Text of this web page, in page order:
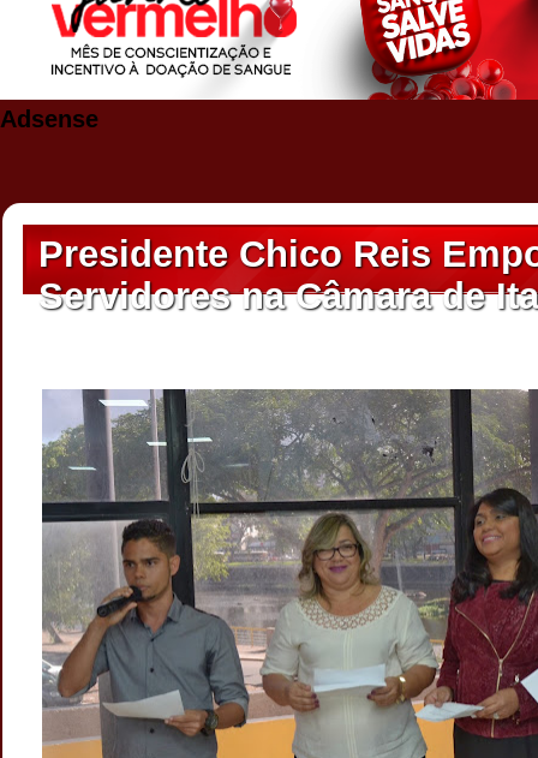
Adsense
Presidente Chico Reis
Servidores na Câmara de